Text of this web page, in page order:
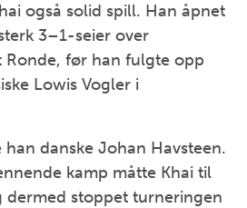
også solid spill. Han åpnet
3–1-seier over
Ronde, før han fulgte opp
Lowis Vogler i
danske Johan Havsteen.
kamp måtte Khai til
stoppet turneringen